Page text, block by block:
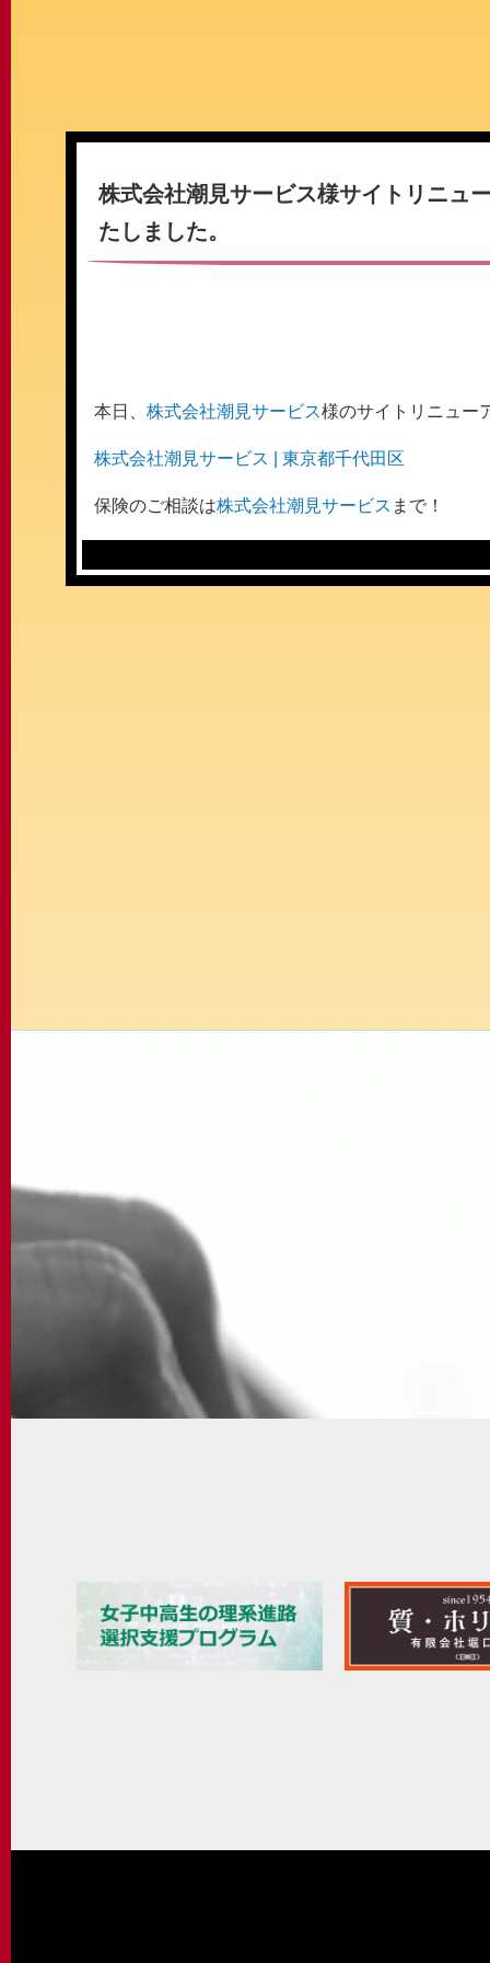
株式会社潮見サービス様サイトリニュ
たしました。
本日、 株式会社潮見サービス様のサイトリニュー
株式会社潮見サービス | 東京都千代田区
保険のご相談は株式会社潮見サービス まで！